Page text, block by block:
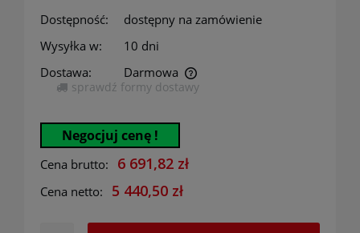
Dostępność:
dostępny na zamówienie
Wysyłka w:
10 dni
Dostawa:
Darmowa
Cena nie zawiera ewentualnych kosztów płatności
sprawdź formy dostawy
Negocjuj cenę !
Cena brutto: 6 691,82 zł
Cena netto: 5 440,50 zł